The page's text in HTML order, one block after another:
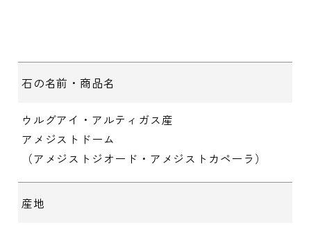
石の名前・商品名
ウルグアイ・アルティガス産
アメジストドーム
（アメジストジオード・アメジストカペーラ）
産地